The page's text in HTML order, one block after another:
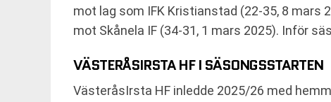
mot lag som IFK Kristianstad (22-35, 8 mars
mot Skånela IF (34-31, 1 mars 2025). Inför
VÄSTERÅSIRSTA HF I SÄSONGSSTARTEN
VästeråsIrsta HF inledde 2025/26 med